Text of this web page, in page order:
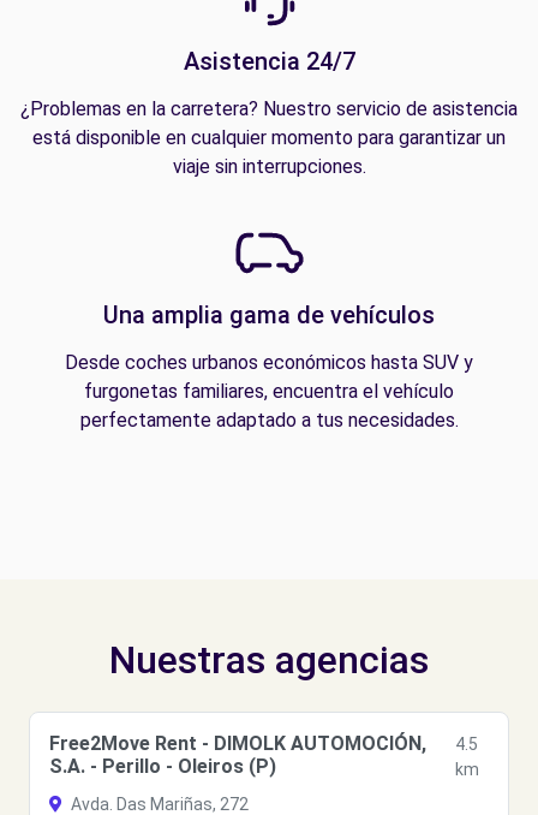
Asistencia 24/7
¿Problemas en la carretera? Nuestro servicio de asistencia
está disponible en cualquier momento para garantizar un
viaje sin interrupciones.
Una amplia gama de vehículos
Desde coches urbanos económicos hasta SUV y
furgonetas familiares, encuentra el vehículo
perfectamente adaptado a tus necesidades.
Nuestras agencias
Free2Move Rent - DIMOLK AUTOMOCIÓN,
S.A. - Perillo - Oleiros (P)
4.5
km
Avda. Das Mariñas, 272